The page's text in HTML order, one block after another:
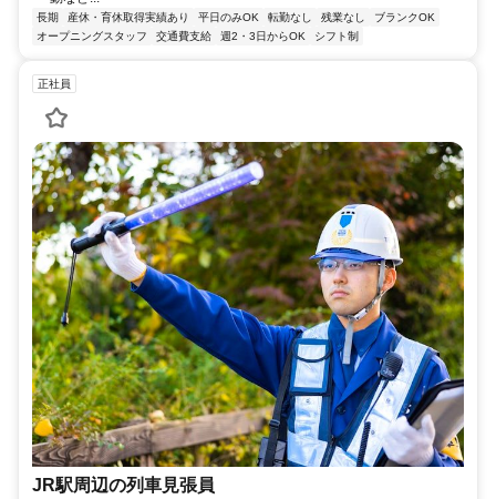
長期 産休・育休取得実績あり 平日のみOK 転勤なし 残業なし
ブランクOK
オープニングスタッフ
交通費支給 週2・3日からOK シフト制
正社員
JR駅周辺の列車見張員